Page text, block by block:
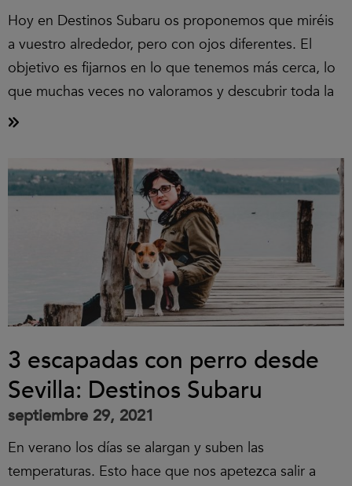
Hoy en Destinos Subaru os proponemos que miréis
a vuestro alrededor, pero con ojos diferentes. El
objetivo es fijarnos en lo que tenemos más cerca, lo
que muchas veces no valoramos y descubrir toda la
3 escapadas con perro desde
Sevilla: Destinos Subaru
septiembre 29, 2021
En verano los días se alargan y suben las
temperaturas. Esto hace que nos apetezca salir a